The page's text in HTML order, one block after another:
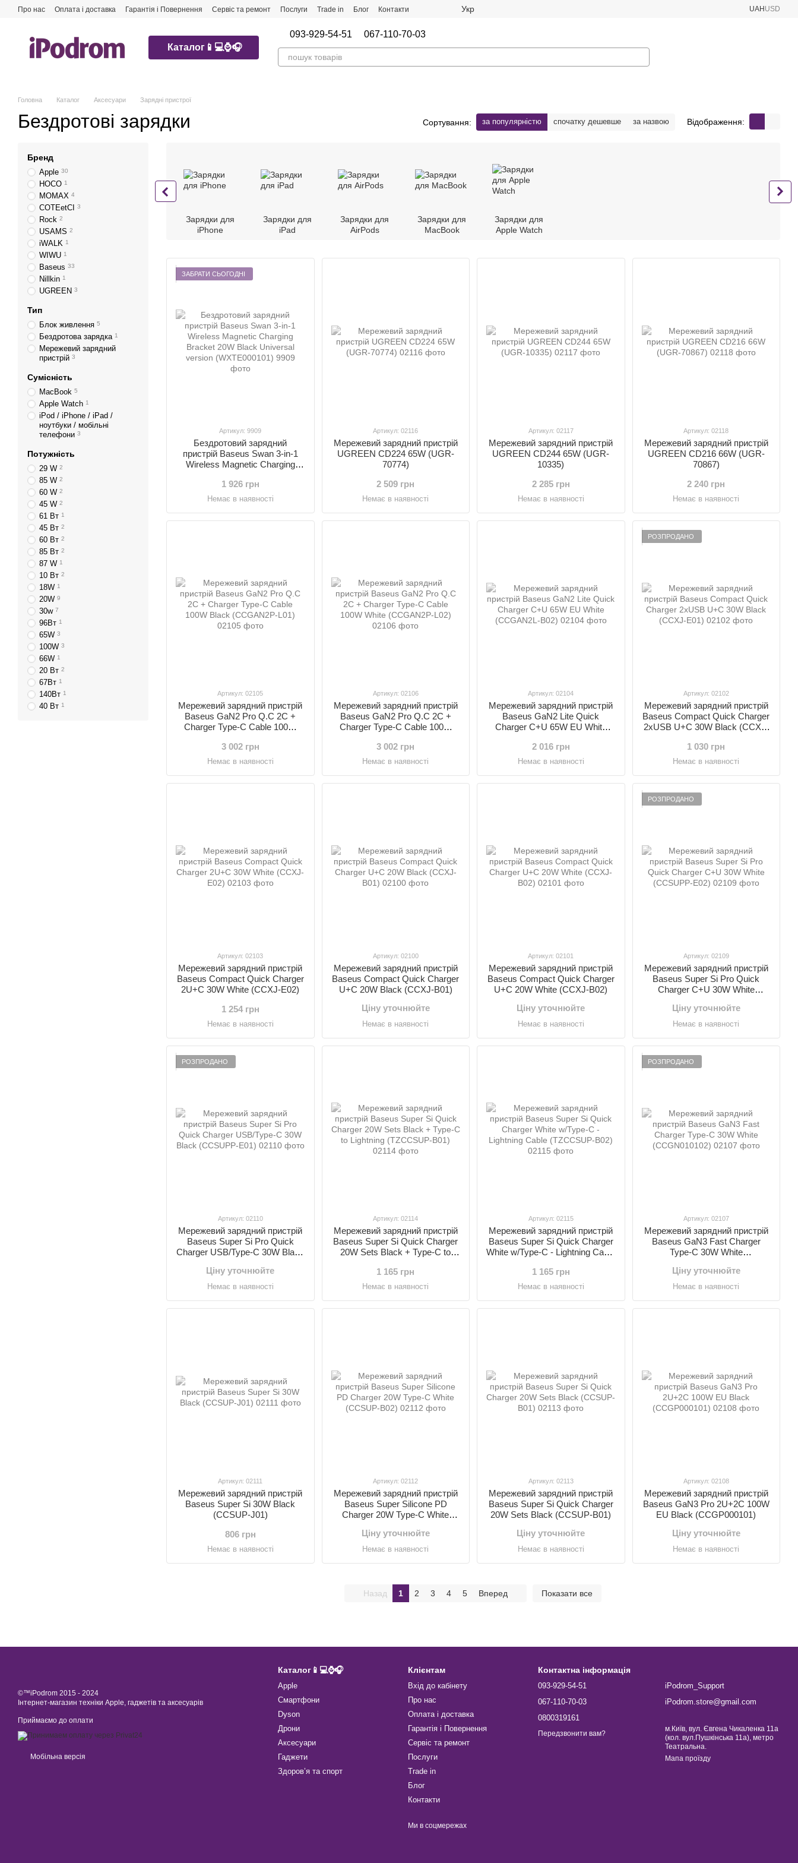
Перейти до основного контенту
Про нас Оплата і доставка Гарантія і Повернення Сервіс та ремонт Послуги Trade in Блог Контакти Укр UAH USD
Каталог📱💻⌚️🎧
093-929-54-51 067-110-70-03
Головна Каталог Аксесуари Зарядні пристрої
Бездротові зарядки Сортування: за популярністю спочатку дешевше за назвою Відображення:
Зарядки для
iPhone
Зарядки для
iРad
Зарядки для
AirPods
Зарядки для
MacBook
Зарядки для
Apple Watch
ЗАБРАТИ СЬОГОДНІ
Артикул: 9909
Бездротовий зарядний
пристрій Baseus Swan 3-in-1
Wireless Magnetic Charging
version (WXTE000101)
1 926 грн
Немає в наявності
Артикул: 02116
Мережевий зарядний пристрій
UGREEN CD224 65W (UGR-
70774)
2 509 грн
Немає в наявності
Артикул: 02117
Мережевий зарядний пристрій
UGREEN CD244 65W (UGR-
10335)
2 285 грн
Немає в наявності
Артикул: 02118
Мережевий зарядний пристрій
UGREEN CD216 66W (UGR-
70867)
2 240 грн
Немає в наявності
Артикул: 02105
Мережевий зарядний пристрій
Baseus GaN2 Pro Q.C 2C +
Charger Type-C Cable 100W
3 002 грн
Немає в наявності
Артикул: 02106
Мережевий зарядний пристрій
Baseus GaN2 Pro Q.C 2C +
Charger Type-C Cable 100W
3 002 грн
Немає в наявності
Артикул: 02104
Мережевий зарядний пристрій
Baseus GaN2 Lite Quick
Charger C+U 65W EU White
2 016 грн
Немає в наявності
РОЗПРОДАНО
Артикул: 02102
Мережевий зарядний пристрій
Baseus Compact Quick Charger
2xUSB U+C 30W Black (CCXJ-
1 030 грн
Немає в наявності
Артикул: 02103
Мережевий зарядний пристрій
Baseus Compact Quick Charger
2U+C 30W White (CCXJ-E02)
1 254 грн
Немає в наявності
Артикул: 02100
Мережевий зарядний пристрій
Baseus Compact Quick Charger
U+C 20W Black (CCXJ-B01)
Ціну уточнюйте
Немає в наявності
Артикул: 02101
Мережевий зарядний пристрій
Baseus Compact Quick Charger
U+C 20W White (CCXJ-B02)
Ціну уточнюйте
Немає в наявності
РОЗПРОДАНО
Артикул: 02109
Мережевий зарядний пристрій
Baseus Super Si Pro Quick
Charger C+U 30W White
Ціну уточнюйте
Немає в наявності
РОЗПРОДАНО
Артикул: 02110
Мережевий зарядний пристрій
Baseus Super Si Pro Quick
Charger USB/Type-C 30W Black
Ціну уточнюйте
Немає в наявності
Артикул: 02114
Мережевий зарядний пристрій
Baseus Super Si Quick Charger
20W Sets Black + Type-C to
1 165 грн
Немає в наявності
Артикул: 02115
Мережевий зарядний пристрій
Baseus Super Si Quick Charger
White w/Type-C - Lightning Cable
1 165 грн
Немає в наявності
РОЗПРОДАНО
Артикул: 02107
Мережевий зарядний пристрій
Baseus GaN3 Fast Charger
Type-C 30W White
Ціну уточнюйте
Немає в наявності
Артикул: 02111
Мережевий зарядний пристрій
Baseus Super Si 30W Black
(CCSUP-J01)
806 грн
Немає в наявності
Артикул: 02112
Мережевий зарядний пристрій
Baseus Super Silicone PD
Charger 20W Type-C White
Ціну уточнюйте
Немає в наявності
Артикул: 02113
Мережевий зарядний пристрій
Baseus Super Si Quick Charger
20W Sets Black (CCSUP-B01)
Ціну уточнюйте
Немає в наявності
Артикул: 02108
Мережевий зарядний пристрій
Baseus GaN3 Pro 2U+2C 100W
EU Black (CCGP000101)
Ціну уточнюйте
Немає в наявності
Назад 1 2 3 4 5 Вперед Показати все
Бренд
Apple 30
HOCO 1
MOMAX 4
COTEetCI 3
Rock 2
USAMS 2
iWALK 1
WIWU 1
Baseus 33
Nillkin 1
UGREEN 3
Тип
Блок живлення 5
Бездротова зарядка 1
Мережевий зарядний
пристрій 3
Сумісність
MacBook 5
Apple Watch 1
iPod / iPhone / iPad /
ноутбуки / мобільні
телефони 3
Потужність
29 W 2
85 W 2
60 W 2
45 W 2
61 Вт 1
45 Вт 2
60 Вт 2
85 Вт 2
87 W 1
10 Вт 2
18W 1
20W 9
30w 7
96Вт 1
65W 3
100W 3
66W 1
20 Вт 2
67Вт 1
140Вт 1
40 Вт 1
©™iPodrom 2015 - 2024
Інтернет-магазин техніки Apple, гаджетів та аксесуарів
Приймаємо до оплати
Мобільна версія
Каталог📱💻⌚️🎧
Apple
Смартфони
Dyson
Дрони
Аксесуари
Гаджети
Здоров’я та спорт
Клієнтам
Вхід до кабінету
Про нас
Оплата і доставка
Гарантія і Повернення
Сервіс та ремонт
Послуги
Trade in
Блог
Контакти
Ми в соцмережах
Контактна інформація
093-929-54-51
067-110-70-03
0800319161
Передзвонити вам?
iPodrom_Support
iPodrom.store@gmail.com
м.Київ, вул. Євгена Чикаленка 11а
(кол. вул.Пушкінська 11а), метро
Театральна.
Мапа проїзду